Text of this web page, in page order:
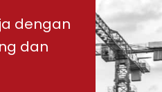
dengan
dan